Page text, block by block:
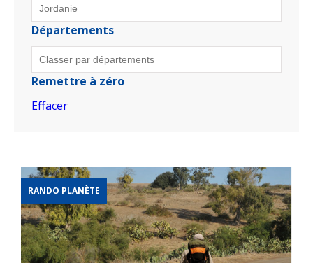
Départements
Remettre à zéro
Effacer
RANDO PLANÈTE